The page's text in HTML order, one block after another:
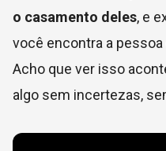
o casamento deles, e
você encontra a
Acho que ver isso
algo sem incertezas,